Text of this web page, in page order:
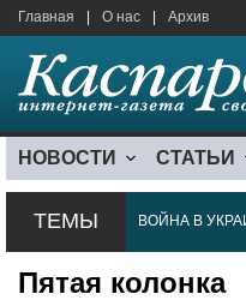
Главная О нас Архив
НОВОСТИ СТАТЬИ
ТЕМЫ ВОЙНА В
Пятая колонка